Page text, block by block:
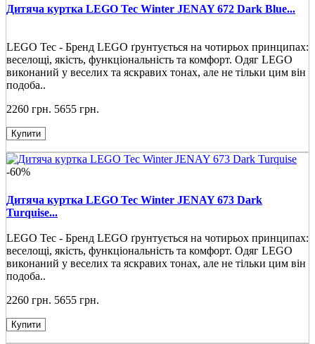
Дитяча куртка LEGO Tec Winter JENAY 672 Dark Blue...
LEGO Tec - Бренд LEGO ґрунтується на чотирьох принципах:
веселощі, якість, функціональність та комфорт. Одяг LEGO
виконаний у веселих та яскравих тонах, але не тільки цим він
подоба..
2260 грн. 5655 грн.
Купити
-60%
Дитяча куртка LEGO Tec Winter JENAY 673 Dark
Turquise...
LEGO Tec - Бренд LEGO ґрунтується на чотирьох принципах:
веселощі, якість, функціональність та комфорт. Одяг LEGO
виконаний у веселих та яскравих тонах, але не тільки цим він
подоба..
2260 грн. 5655 грн.
Купити